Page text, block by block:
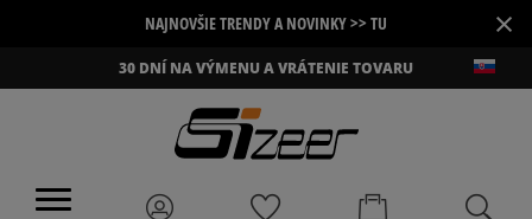
NAJNOVŠIE TRENDY A NOVINKY >> TU ×
30 DNÍ NA VÝMENU A VRÁTENIE TOVARU